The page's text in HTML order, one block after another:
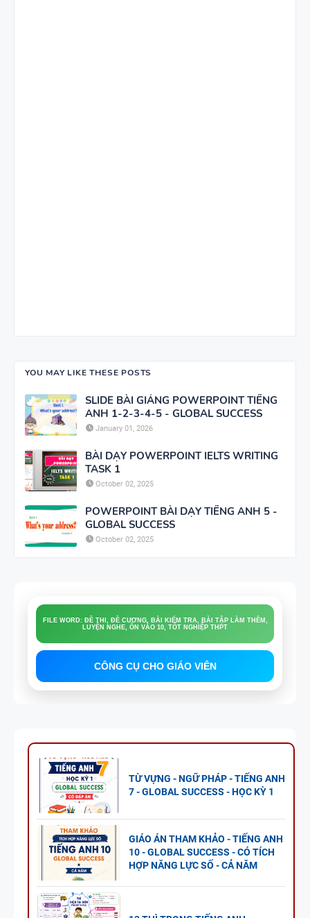
YOU MAY LIKE THESE POSTS
SLIDE BÀI GIẢNG POWERPOINT TIẾNG
ANH 1-2-3-4-5 - GLOBAL SUCCESS
January 01, 2026
BÀI DẠY POWERPOINT IELTS WRITING
TASK 1
October 02, 2025
POWERPOINT BÀI DẠY TIẾNG ANH 5 -
GLOBAL SUCCESS
October 02, 2025
FILE WORD: ĐỀ THI, ĐỀ CƯƠNG, BÀI KIỂM TRA, BÀI TẬP LÀM THÊM,
LUYỆN NGHE, ÔN VÀO 10, TỐT NGHIỆP THPT
CÔNG CỤ CHO GIÁO VIÊN
TỪ VỰNG - NGỮ PHÁP - TIẾNG ANH
7 - GLOBAL SUCCESS - HỌC KỲ 1
GIÁO ÁN THAM KHẢO - TIẾNG ANH
10 - GLOBAL SUCCESS - CÓ TÍCH
HỢP NĂNG LỰC SỐ - CẢ NĂM